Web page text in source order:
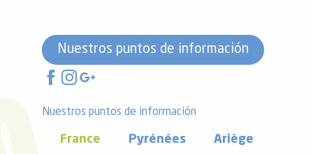
Nuestros puntos de información
Nuestros puntos de información
France Pyrénées Ariège